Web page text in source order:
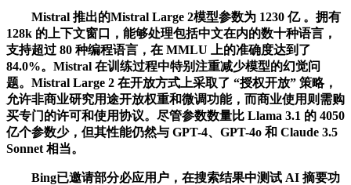
Mistral 推出的Mistral Large 2模型参数为 1230 亿 。拥有
128k 的上下文窗口，能够处理包括中文在内的数十种语言，
支持超过 80 种编程语言，在 MMLU 上的准确度达到了
84.0%。Mistral 在训练过程中特别注重减少模型的幻觉问
题。Mistral Large 2 在开放方式上采取了 “授权开放” 策略，
允许非商业研究用途开放权重和微调功能，而商业使用则需购
买专门的许可和使用协议。尽管参数数量比 Llama 3.1 的 4050
亿个参数少，但其性能仍然与 GPT-4、GPT-4o 和 Claude 3.5
Sonnet 相当。
Bing已邀请部分必应用户，在搜索结果中测试 AI 摘要功